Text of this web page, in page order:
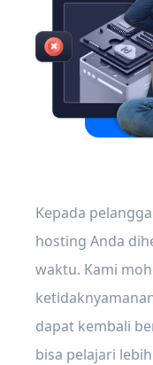
Kepada
hosting Anda
waktu. Kami
dapat kembali
bisa pelajari